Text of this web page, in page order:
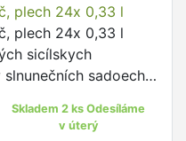
plech 24x 0,33 l
plech 24x 0,33 l
sicílskych
sadoech v
…
Skladem 2 ks Odesíláme
v úterý